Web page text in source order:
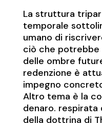
La struttura
temporale
umano di
ciò che potrebbe
delle ombre
redenzione è
impegno
Altro tema è la
denaro. respirata
della dottrina di